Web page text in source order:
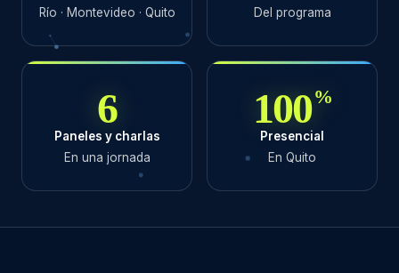
Río · Montevideo · Quito
Del programa
6
Paneles y charlas
En una jornada
100%
Presencial
En Quito